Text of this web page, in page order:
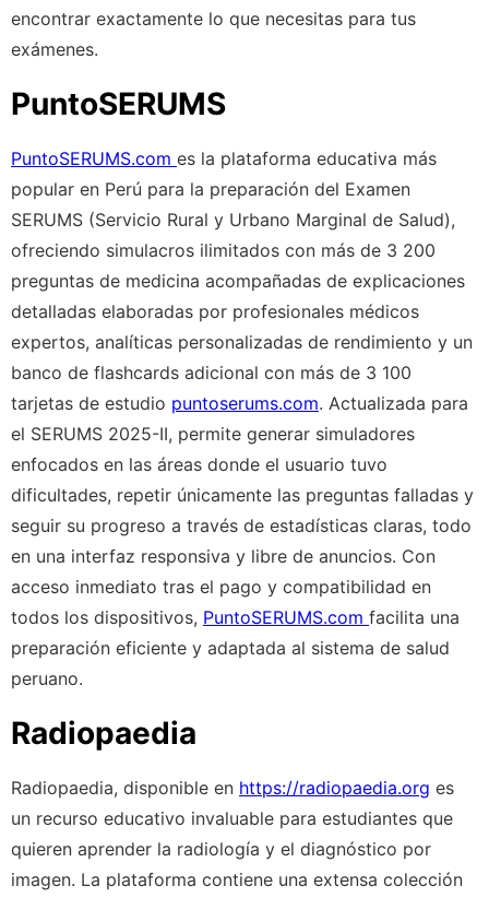
encontrar exactamente lo que necesitas para tus
exámenes.
PuntoSERUMS
PuntoSERUMS.com es la plataforma educativa más
popular en Perú para la preparación del Examen
SERUMS (Servicio Rural y Urbano Marginal de Salud),
ofreciendo simulacros ilimitados con más de 3 200
preguntas de medicina acompañadas de explicaciones
detalladas elaboradas por profesionales médicos
expertos, analíticas personalizadas de rendimiento y un
banco de flashcards adicional con más de 3 100
tarjetas de estudio puntoserums.com. Actualizada para
el SERUMS 2025-II, permite generar simuladores
enfocados en las áreas donde el usuario tuvo
dificultades, repetir únicamente las preguntas falladas y
seguir su progreso a través de estadísticas claras, todo
en una interfaz responsiva y libre de anuncios. Con
acceso inmediato tras el pago y compatibilidad en
todos los dispositivos, PuntoSERUMS.com facilita una
preparación eficiente y adaptada al sistema de salud
peruano.
Radiopaedia
Radiopaedia, disponible en https://radiopaedia.org es
un recurso educativo invaluable para estudiantes que
quieren aprender la radiología y el diagnóstico por
imagen. La plataforma contiene una extensa colección